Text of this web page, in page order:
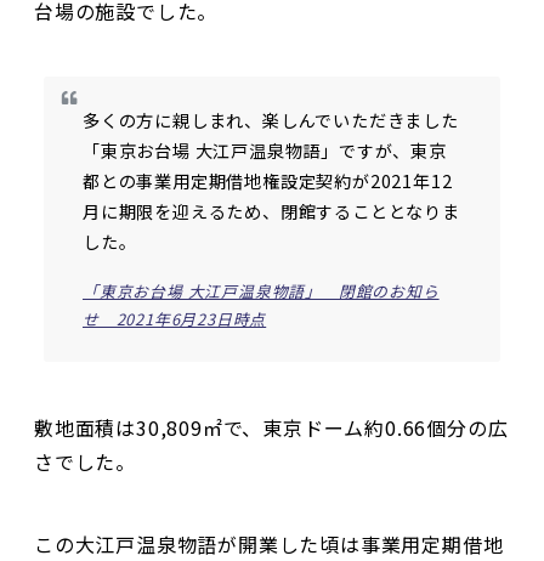
台場の施設でした。
多くの方に親しまれ、楽しんでいただきました
「東京お台場 大江戸温泉物語」ですが、東京
都との事業用定期借地権設定契約が2021年12
月に期限を迎えるため、閉館することとなりま
した。
「東京お台場 大江戸温泉物語」 閉館のお知ら
せ 2021年6月23日時点
敷地面積は30,809㎡で、東京ドーム約0.66個分の広
さでした。
この大江戸温泉物語が開業した頃は事業用定期借地